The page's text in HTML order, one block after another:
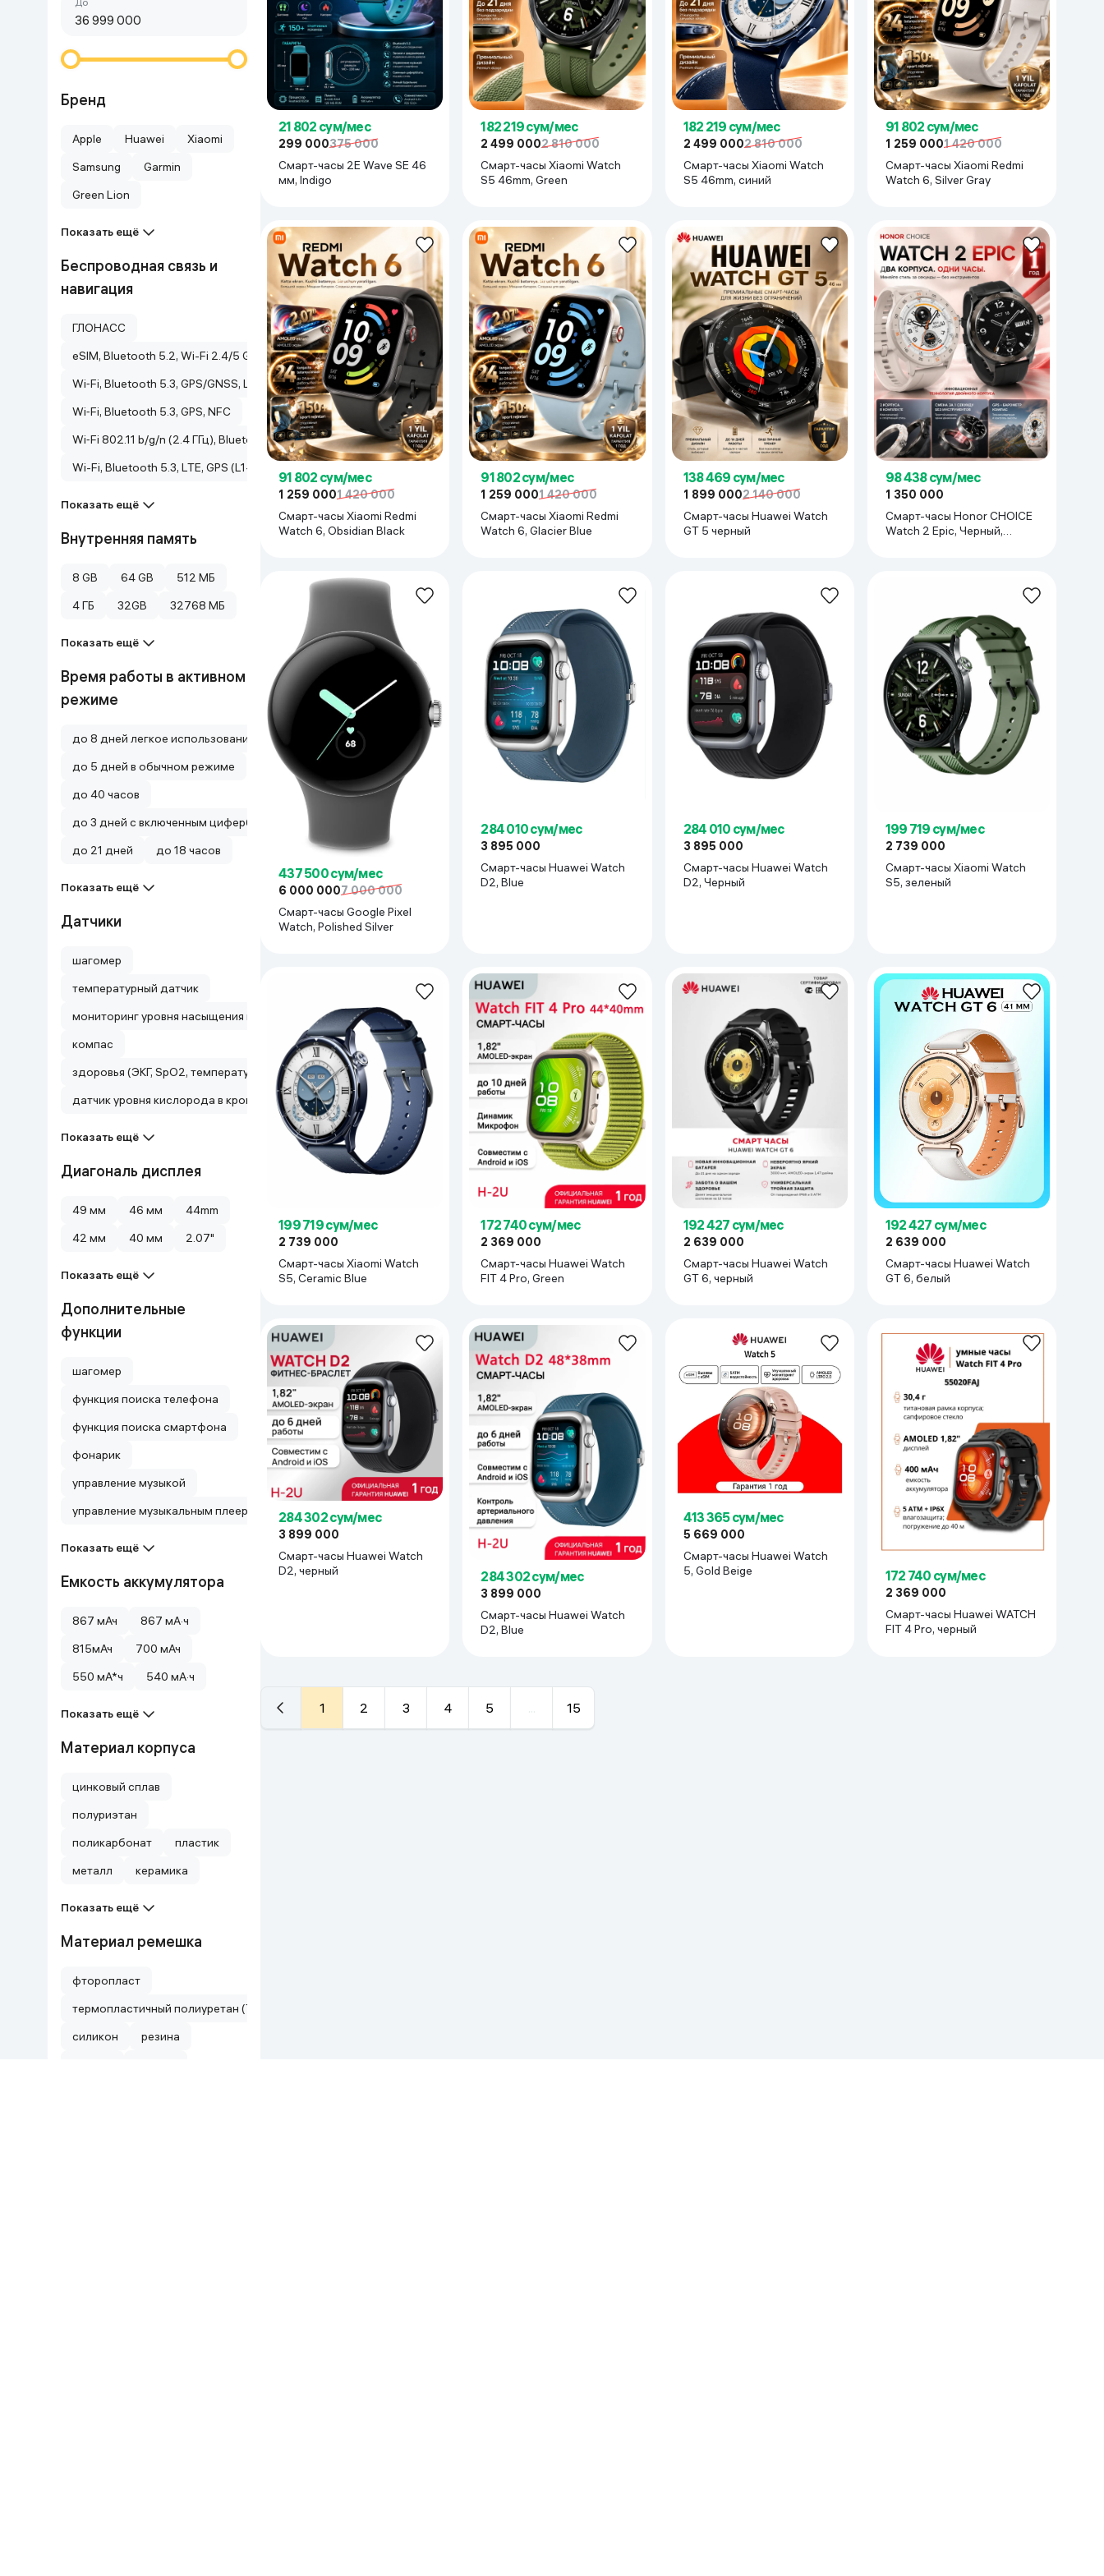
Спортивные товары
Автотовары
Строительство и ремонт
Товары для дома
Дом и сад
Канцелярия
Бытовая химия
Очки виртуальной реальности
Умные очки
Бренд
Apple Huawei
Xiaomi
Samsung
Garmin
Green Lion
Показать ещё
Беспроводная связь и
навигация
ГЛОНАСС
eSIM, Bluetooth 5.2, Wi-Fi 2.4/5 GHz, 5-системная GNSS (GPS, Galileo, Glonass, Beidou, QZSS)
Wi‑Fi, Bluetooth 5.3, GPS/GNSS, LTE (eSIM)
Wi‑Fi, Bluetooth 5.3, GPS, NFC
Wi‑Fi 802.11 b/g/n (2.4 ГГц), Bluetooth 5.3, GPS, ГЛОНАСС, Galileo, QZSS
Wi-Fi, Bluetooth 5.3, LTE, GPS (L1+L5)
Показать ещё
Внутренняя память
8 GB 64 GB
512 МБ
4 ГБ
32GB 32768 МБ
Показать ещё
Время работы в активном
режиме
до 8 дней легкое использование, до 4 дней нормальное, до 3 дней интенсивное
до 5 дней в обычном режиме
до 40 часов
до 3 дней с включенным циферблатом-заставкой
до 21 дней
до 18 часов
Показать ещё
Датчики
шагомер
температурный датчик
мониторинг уровня насыщения крови кислородом (SpO2)
компас
здоровья (ЭКГ, SpO2, температуры тела, пульс ) Датчики движения и безопасности ( акселерометр, гироскоп, глубиномер, компас )
датчик уровня кислорода в крови
Показать ещё
Диагональ дисплея
49 мм 46 мм
44mm
42 мм
40 мм 2.07"
Показать ещё
Дополнительные
функции
шагомер
функция поиска телефона
функция поиска смартфона
фонарик
управление музыкой
управление музыкальным плеером
Показать ещё
Емкость аккумулятора
867 мАч
867 мА·ч
815мАч
700 мАч
550 мА*ч
540 мА·ч
Показать ещё
Материал корпуса
цинковый сплав
полуриэтан
поликарбонат
пластик
металл
керамика
Показать ещё
Материал ремешка
фторопласт
термопластичный полиуретан (TPU)
силикон
резина
21 802 сум/мес
299 000375 000
Смарт-часы 2E Wave SE 46
мм, Indigo
182 219 сум/мес
2 499 0002 810 000
Смарт-часы Xiaomi Watch
S5 46mm, Green
182 219 сум/мес
2 499 0002 810 000
Смарт-часы Xiaomi Watch
S5 46mm, синий
91 802 сум/мес
1 259 0001 420 000
Смарт-часы Xiaomi Redmi
Watch 6, Silver Gray
91 802 сум/мес
1 259 0001 420 000
Смарт-часы Xiaomi Redmi
Watch 6, Obsidian Black
91 802 сум/мес
1 259 0001 420 000
Смарт-часы Xiaomi Redmi
Watch 6, Glacier Blue
138 469 сум/мес
1 899 0002 140 000
Смарт-часы Huawei Watch
GT 5 черный
98 438 сум/мес
1 350 000
Смарт-часы Honor CHOICE
Watch 2 Epic, Черный,
437 500 сум/мес
6 000 0007 000 000
Смарт-часы Google Pixel
Watch, Polished Silver
284 010 сум/мес
3 895 000
Смарт-часы Huawei Watch
D2, Blue
284 010 сум/мес
3 895 000
Смарт-часы Huawei Watch
D2, Черный
199 719 сум/мес
2 739 000
Смарт-часы Xiaomi Watch
S5, зеленый
199 719 сум/мес
2 739 000
Смарт-часы Xiaomi Watch
S5, Ceramic Blue
172 740 сум/мес
2 369 000
Смарт-часы Huawei Watch
FIT 4 Pro, Green
192 427 сум/мес
2 639 000
Смарт-часы Huawei Watch
GT 6, черный
192 427 сум/мес
2 639 000
Смарт-часы Huawei Watch
GT 6, белый
284 302 сум/мес
3 899 000
Смарт-часы Huawei Watch
D2, черный
284 302 сум/мес
3 899 000
Смарт-часы Huawei Watch
D2, Blue
413 365 сум/мес
5 669 000
Смарт-часы Huawei Watch
5, Gold Beige
172 740 сум/мес
2 369 000
Смарт-часы Huawei WATCH
FIT 4 Pro, черный
1 2 3 4 5 15